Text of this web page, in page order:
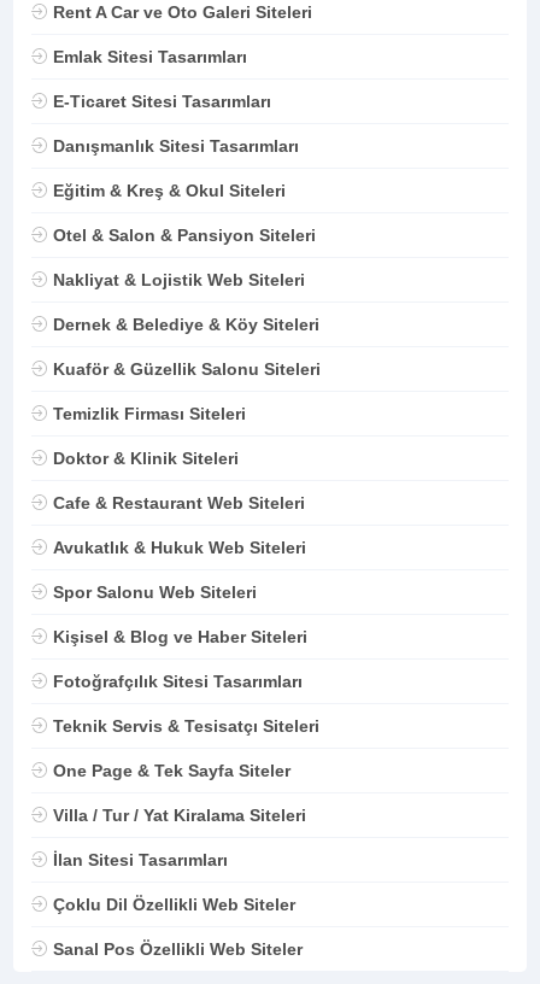
Rent A Car ve Oto Galeri Siteleri
Emlak Sitesi Tasarımları
E-Ticaret Sitesi Tasarımları
Danışmanlık Sitesi Tasarımları
Eğitim & Kreş & Okul Siteleri
Otel & Salon & Pansiyon Siteleri
Nakliyat & Lojistik Web Siteleri
Dernek & Belediye & Köy Siteleri
Kuaför & Güzellik Salonu Siteleri
Temizlik Firması Siteleri
Doktor & Klinik Siteleri
Cafe & Restaurant Web Siteleri
Avukatlık & Hukuk Web Siteleri
Spor Salonu Web Siteleri
Kişisel & Blog ve Haber Siteleri
Fotoğrafçılık Sitesi Tasarımları
Teknik Servis & Tesisatçı Siteleri
One Page & Tek Sayfa Siteler
Villa / Tur / Yat Kiralama Siteleri
İlan Sitesi Tasarımları
Çoklu Dil Özellikli Web Siteler
Sanal Pos Özellikli Web Siteler